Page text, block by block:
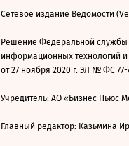
Сетевое издание Ведомости
Решение Федеральной службы
информационных технологий
от 27 ноября 2020 г. ЭЛ № ФС 77-
Учредитель: АО «Бизнес Ньюс
Главный редактор: Казьмина